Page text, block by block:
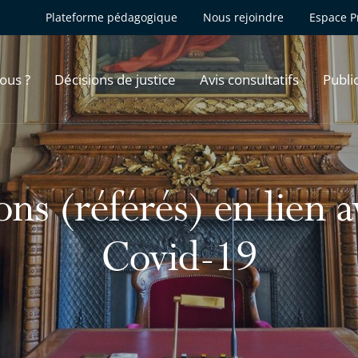
Plateforme pédagogique Nous rejoindre Espace
? Décisions de justice Avis consultatifs
(référés) en lien
Covid-19